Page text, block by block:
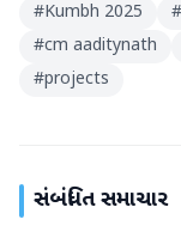
#Kumbh 2025 #
#cm aaditynath
#projects
સંબંધિત સમાચાર